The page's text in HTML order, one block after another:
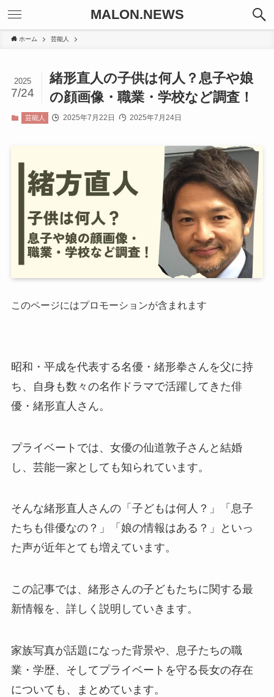
MALON.NEWS
ホーム 芸能人
緒形直人の子供は何人？息子や娘
の顔画像・職業・学校など調査！
2025
7/24
芸能人 2025年7月22日 2025年7月24日
このページにはプロモーションが含まれます
昭和・平成を代表する名優・緒形拳さんを父に持
ち、自身も数々の名作ドラマで活躍してきた俳
優・緒形直人さん。
プライベートでは、女優の仙道敦子さんと結婚
し、芸能一家としても知られています。
そんな緒形直人さんの「子どもは何人？」「息子
たちも俳優なの？」「娘の情報はある？」といっ
た声が近年とても増えています。
この記事では、緒形さんの子どもたちに関する最
新情報を、詳しく説明していきます。
家族写真が話題になった背景や、息子たちの職
業・学歴、そしてプライベートを守る長女の存在
についても、まとめています。